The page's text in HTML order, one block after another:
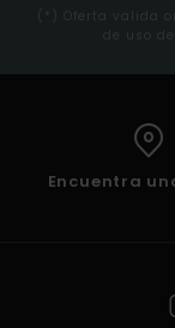
(*) Oferta valida
de uso
Encuentra